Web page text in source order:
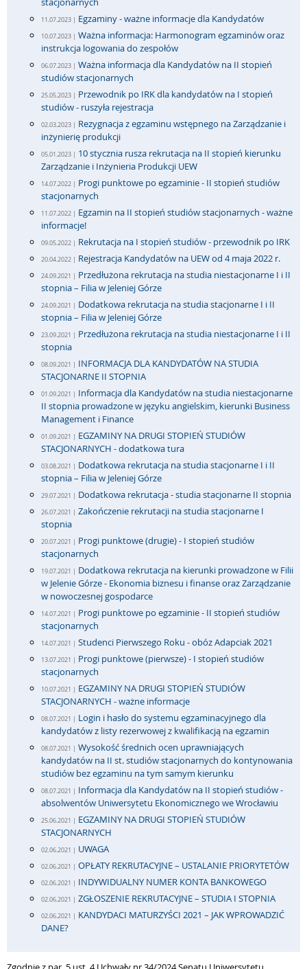
11.07.2023 | Egzaminy - ważne informacje dla Kandydatów
10.07.2023 | Ważna informacja: Harmonogram egzaminów oraz
instrukcja logowania do zespołów
06.07.2023 | Ważna informacja dla Kandydatów na II stopień
studiów stacjonarnych
25.05.2023 | Przewodnik po IRK dla kandydatów na I stopień
studiów - ruszyła rejestracja
02.03.2023 | Rezygnacja z egzaminu wstępnego na Zarządzanie i
inżynierię produkcji
05.01.2023 | 10 stycznia rusza rekrutacja na II stopień kierunku
Zarządzanie i Inżynieria Produkcji UEW
14.07.2022 | Progi punktowe po egzaminie - II stopień studiów
stacjonarnych
11.07.2022 | Egzamin na II stopień studiów stacjonarnych - ważne
informacje!
09.05.2022 | Rekrutacja na I stopień studiów - przewodnik po IRK
20.04.2022 | Rejestracja Kandydatów na UEW od 4 maja 2022 r.
24.09.2021 | Przedłużona rekrutacja na studia niestacjonarne I i II
stopnia – Filia w Jeleniej Górze
24.09.2021 | Dodatkowa rekrutacja na studia stacjonarne I i II
stopnia – Filia w Jeleniej Górze
23.09.2021 | Przedłużona rekrutacja na studia niestacjonarne I i II
stopnia
08.09.2021 | INFORMACJA DLA KANDYDATÓW NA STUDIA
STACJONARNE II STOPNIA
01.09.2021 | Informacja dla Kandydatów na studia niestacjonarne
II stopnia prowadzone w języku angielskim, kierunki Business
Management i Finance
01.09.2021 | EGZAMINY NA DRUGI STOPIEŃ STUDIÓW
STACJONARNYCH - dodatkowa tura
03.08.2021 | Dodatkowa rekrutacja na studia stacjonarne I i II
stopnia – Filia w Jeleniej Górze
29.07.2021 | Dodatkowa rekrutacja - studia stacjonarne II stopnia
26.07.2021 | Zakończenie rekrutacji na studia stacjonarne I
stopnia
20.07.2021 | Progi punktowe (drugie) - I stopień studiów
stacjonarnych
19.07.2021 | Dodatkowa rekrutacja na kierunki prowadzone w Filii
w Jelenie Górze - Ekonomia biznesu i finanse oraz Zarządzanie
w nowoczesnej gospodarce
14.07.2021 | Progi punktowe po egzaminie - II stopień studiów
stacjonarnych
14.07.2021 | Studenci Pierwszego Roku - obóz Adapciak 2021
13.07.2021 | Progi punktowe (pierwsze) - I stopień studiów
stacjonarnych
10.07.2021 | EGZAMINY NA DRUGI STOPIEŃ STUDIÓW
STACJONARNYCH - ważne informacje
08.07.2021 | Login i hasło do systemu egzaminacyjnego dla
kandydatów z listy rezerwowej z kwalifikacją na egzamin
08.07.2021 | Wysokość średnich ocen uprawniających
kandydatów na II st. studiów stacjonarnych do kontynowania
studiów bez egzaminu na tym samym kierunku
08.07.2021 | Informacja dla Kandydatów na II stopień studiów -
absolwentów Uniwersytetu Ekonomicznego we Wrocławiu
25.06.2021 | EGZAMINY NA DRUGI STOPIEŃ STUDIÓW
STACJONARNYCH
02.06.2021 | UWAGA
02.06.2021 | OPŁATY REKRUTACYJNE – USTALANIE PRIORYTETÓW
02.06.2021 | INDYWIDUALNY NUMER KONTA BANKOWEGO
02.06.2021 | ZGŁOSZENIE REKRUTACYJNE – STUDIA I STOPNIA
02.06.2021 | KANDYDACI MATURZYŚCI 2021 – JAK WPROWADZIĆ
DANE?